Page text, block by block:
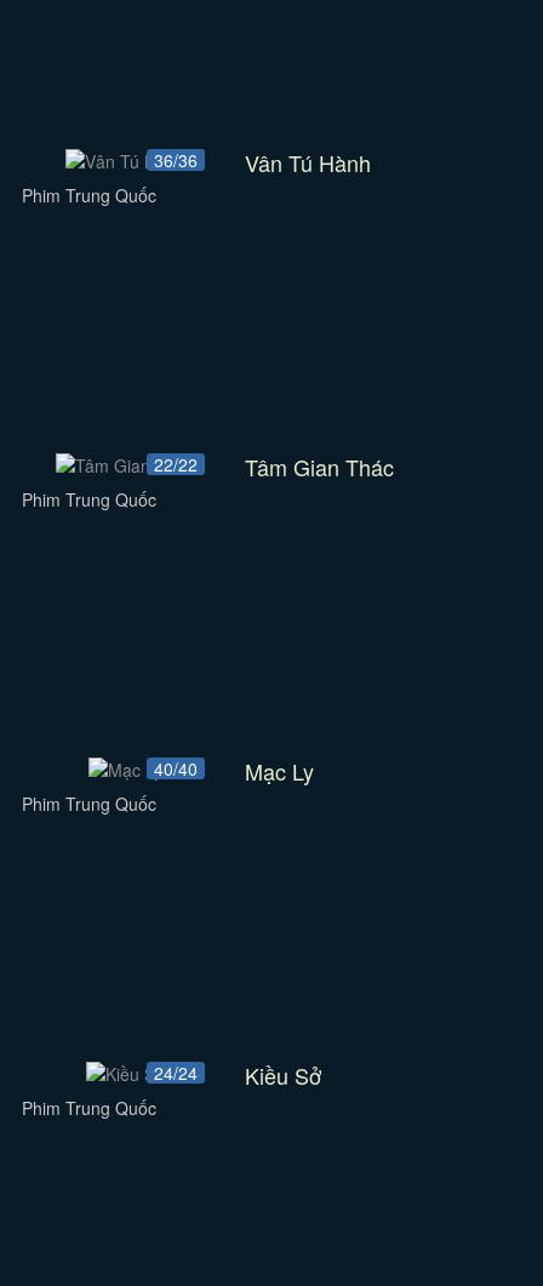
36/36 Vân Tú Hành
Phim Trung Quốc
22/22 Tâm Gian Thác
Phim Trung Quốc
40/40 Mạc Ly
Phim Trung Quốc
24/24 Kiều Sở
Phim Trung Quốc